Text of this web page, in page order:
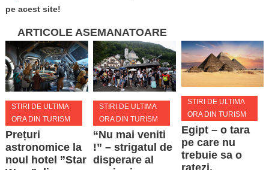
pe acest site!
ARTICOLE ASEMANATOARE
STIRI DE ULTIMA
ORA DIN TURISM
Prețuri
astronomice la
noul hotel ”Star
STIRI DE ULTIMA
ORA DIN TURISM
“Nu mai veniti
!” – strigatul de
disperare al
STIRI DE ULTIMA
ORA DIN TURISM
Egipt – o tara
pe care nu
trebuie sa o
ratezi.